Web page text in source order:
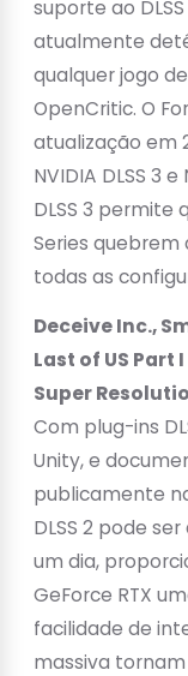
suporte ao
atualmente
qualquer jogo
OpenCritic. O
atualização em
NVIDIA DLSS 3
DLSS 3 permite
Series quebrem
todas as
Deceive Inc.,
Last of US Part
Super
Com plug-ins
Unity, e
publicamente
DLSS 2 pode
um dia,
GeForce RTX
facilidade de
massiva